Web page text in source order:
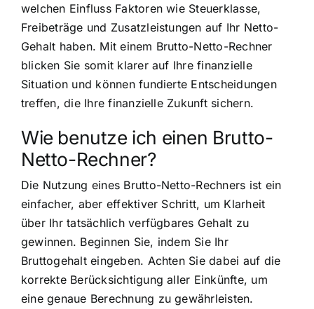
welchen Einfluss Faktoren wie Steuerklasse,
Freibeträge und Zusatzleistungen auf Ihr Netto-
Gehalt haben. Mit einem Brutto-Netto-Rechner
blicken Sie somit klarer auf Ihre finanzielle
Situation und können fundierte Entscheidungen
treffen, die Ihre finanzielle Zukunft sichern.
Wie benutze ich einen Brutto-
Netto-Rechner?
Die Nutzung eines Brutto-Netto-Rechners ist ein
einfacher, aber effektiver Schritt, um Klarheit
über Ihr tatsächlich verfügbares Gehalt zu
gewinnen. Beginnen Sie, indem Sie Ihr
Bruttogehalt eingeben. Achten Sie dabei auf die
korrekte Berücksichtigung aller Einkünfte, um
eine genaue Berechnung zu gewährleisten.